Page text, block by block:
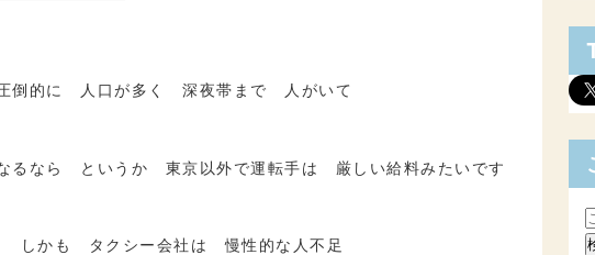
倒的に 人口が多く 深夜帯まで 人がいて
るなら というか 東京以外で運転手は 厳しい給料みたいです
しかも タクシー会社は 慢性的な人不足